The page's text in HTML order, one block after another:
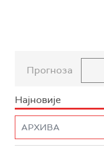
Прогноза
Најновије